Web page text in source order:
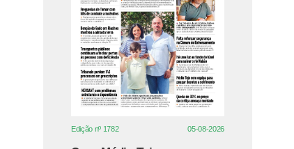
Edição nº 1782 05-08-2026